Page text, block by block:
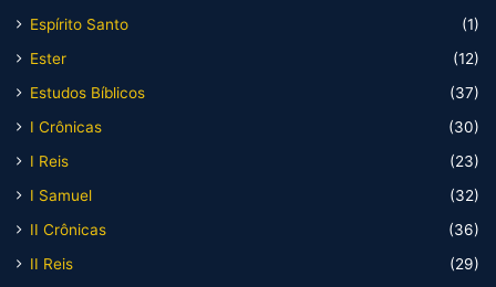
Espírito Santo
(1)
Ester
(12)
Estudos Bíblicos
(37)
I Crônicas
(30)
I Reis
(23)
I Samuel
(32)
II Crônicas
(36)
II Reis
(29)